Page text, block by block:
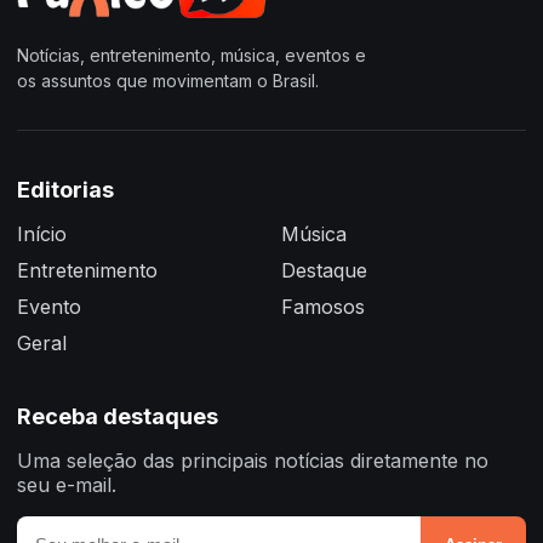
Notícias, entretenimento, música, eventos e
os assuntos que movimentam o Brasil.
Editorias
Início
Entretenimento
Evento
Geral
Música
Destaque
Famosos
Receba destaques
Uma seleção das principais notícias diretamente no
seu e-mail.